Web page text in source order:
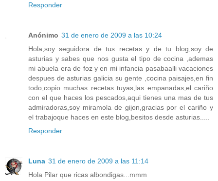
Responder
Anónimo 31 de enero de 2009 a las 10:24
Hola,soy seguidora de tus recetas y de tu blog,soy de
asturias y sabes que nos gusta el tipo de cocina ,ademas
mi abuela era de foz y en mi infancia pasabaalli vacaciones
despues de asturias galicia su gente ,cocina paisajes,en fin
todo,copio muchas recetas tuyas,las empanadas,el cariño
con el que haces los pescados,aqui tienes una mas de tus
admiradoras,soy miramola de gijon,gracias por el cariño y
el trabajoque haces en este blog,besitos desde asturias.....
Responder
Luna 31 de enero de 2009 a las 11:14
Hola Pilar que ricas albondigas...mmm